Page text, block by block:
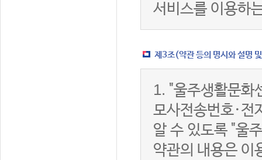
서비스를 이용하
제3조(약관 등의 명시와 설명
1. "울주생활문화
모사전송번호·전
알 수 있도록 "울
약관의 내용은 이